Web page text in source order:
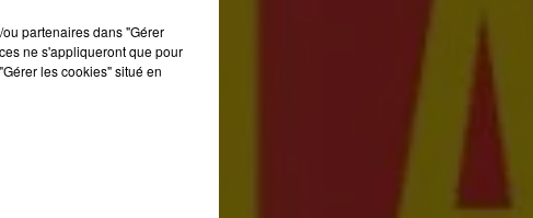
Trépied
partenaires dans "Gérer
ne s'appliqueront que pour
les cookies" situé en